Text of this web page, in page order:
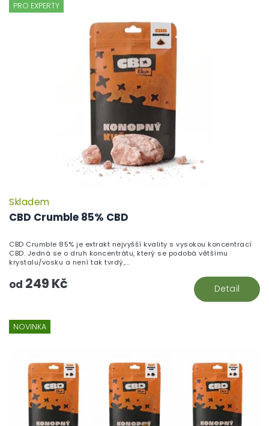
PRO EXPERTY
CBD Crumble 85% CBD
Skladem
od 249 Kč Detail
CBD Crumble 85% je extrakt nejvyšší kvality s vysokou koncentrací
CBD. Jedná se o druh koncentrátu, který se podobá většímu
krystalu/vosku a není tak tvrdý,...
NOVINKA